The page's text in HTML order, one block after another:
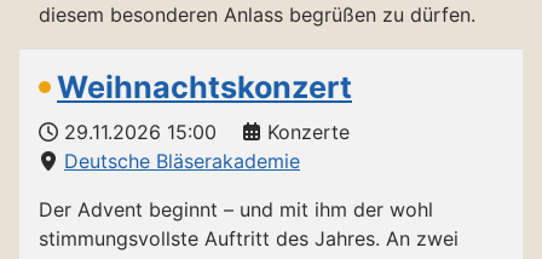
diesem besonderen Anlass begrüßen zu dürfen.
Weihnachtskonzert
29.11.2026 15:00
Konzerte
Deutsche Bläserakademie
Der Advent beginnt – und mit ihm der wohl
stimmungsvollste Auftritt des Jahres. An zwei